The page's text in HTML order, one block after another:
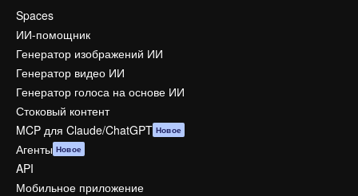
Spaces
ИИ-помощник
Генератор изображений ИИ
Генератор видео ИИ
Генератор голоса на основе ИИ
Стоковый контент
MCP для Claude/ChatGPT Новое
Агенты Новое
API
Мобильное приложение